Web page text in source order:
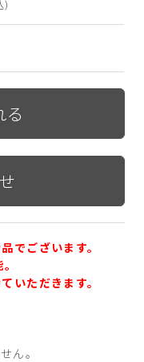
)
でございます。
いただきます。
ん。